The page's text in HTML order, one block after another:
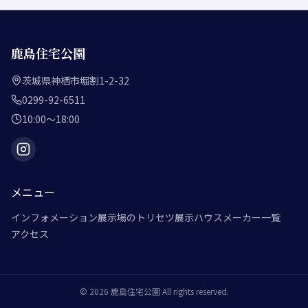
鹿島住宅公園
茨城県神栖市堀割1-2-32
0299-92-6511
10:00～18:00
メニュー
インフォメーション展示場のトリセツ展示ハウスメーカー一覧
アクセス
© 2026 鹿島住宅公園 All rights reserved.